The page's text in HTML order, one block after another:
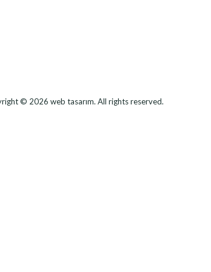
© 2026 web tasarım. All rights reserved.